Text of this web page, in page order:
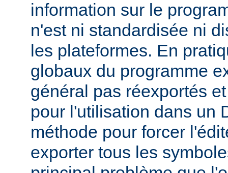
information sur le
n'est ni standardisée ni
les plateformes. En
globaux du programme
général pas réexportés
pour l'utilisation dans un
méthode pour forcer
exporter tous les